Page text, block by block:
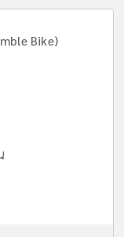
Bike)